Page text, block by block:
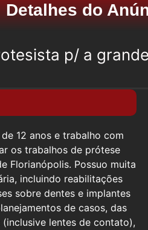
Detalhes do
p/ a
12 anos e trabalho com
os trabalhos de prótese
Florianópolis. Possuo muita
incluindo reabilitações
sobre dentes e implantes
de casos, das
lentes de contato),